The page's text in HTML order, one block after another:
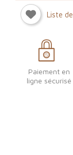
Liste
Paiement en
ligne sécurisé
You need to